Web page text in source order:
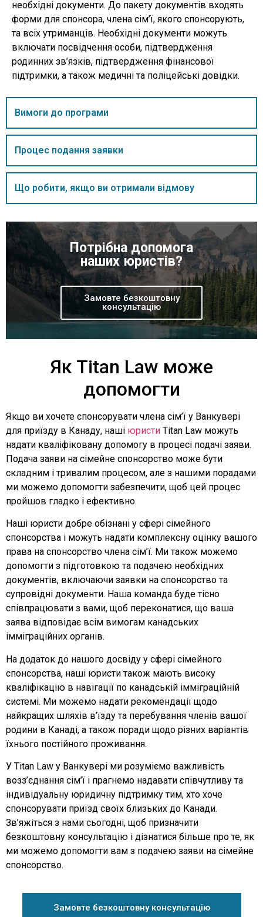
необхідні документи. До пакету документів входять
форми для спонсора, члена сім’ї, якого спонсорують,
та всіх утриманців. Необхідні документи можуть
включати посвідчення особи, підтвердження
родинних зв’язків, підтвердження фінансової
підтримки, а також медичні та поліцейські довідки.
Вимоги до програми
Процес подання заявки
Що робити, якщо ви отримали відмову
Потрібна допомога
наших юристів?
Замовте безкоштовну
консультацію
Як Titan Law може
допомогти
Якщо ви хочете спонсорувати члена сім’ї у Ванкувері
для приїзду в Канаду, наші юристи Titan Law можуть
надати кваліфіковану допомогу в процесі подачі заяви.
Подача заяви на сімейне спонсорство може бути
складним і тривалим процесом, але з нашими порадами
ми можемо допомогти забезпечити, щоб цей процес
пройшов гладко і ефективно.
Наші юристи добре обізнані у сфері сімейного
спонсорства і можуть надати комплексну оцінку вашого
права на спонсорство члена сім’ї. Ми також можемо
допомогти з підготовкою та подачею необхідних
документів, включаючи заявки на спонсорство та
супровідні документи. Наша команда буде тісно
співпрацювати з вами, щоб переконатися, що ваша
заява відповідає всім вимогам канадських
імміграційних органів.
На додаток до нашого досвіду у сфері сімейного
спонсорства, наші юристи також мають високу
кваліфікацію в навігації по канадській імміграційній
системі. Ми можемо надати рекомендації щодо
найкращих шляхів в’їзду та перебування членів вашої
родини в Канаді, а також поради щодо різних варіантів
їхнього постійного проживання.
У Titan Law у Ванкувері ми розуміємо важливість
возз’єднання сім’ї і прагнемо надавати співчутливу та
індивідуальну юридичну підтримку тим, хто хоче
спонсорувати приїзд своїх близьких до Канади.
Зв’яжіться з нами сьогодні, щоб призначити
безкоштовну консультацію і дізнатися більше про те, як
ми можемо допомогти вам з подачею заяви на сімейне
спонсорство.
Замовте безкоштовну консультацію